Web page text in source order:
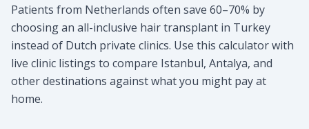
Patients from Netherlands often save 60–70% by
choosing an all-inclusive hair transplant in Turkey
instead of Dutch private clinics. Use this calculator with
live clinic listings to compare Istanbul, Antalya, and
other destinations against what you might pay at
home.